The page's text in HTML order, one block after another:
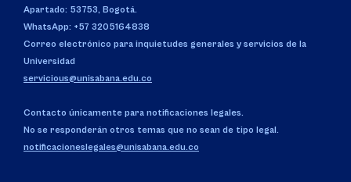
Apartado: 53753, Bogotá.
WhatsApp: +57 3205164838
Correo electrónico para inquietudes generales y servicios de la
Universidad
servicious@unisabana.edu.co
Contacto únicamente para notificaciones legales.
No se responderán otros temas que no sean de tipo legal.
notificacioneslegales@unisabana.edu.co